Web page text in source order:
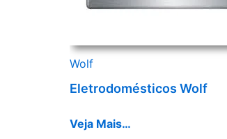
Wolf
Eletrodomésticos Wolf
Veja Mais…